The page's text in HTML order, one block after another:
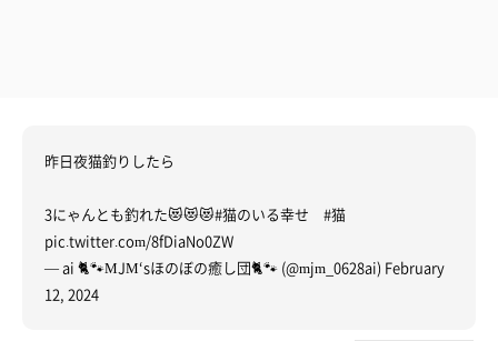
昨日夜猫釣りしたら
3にゃんとも釣れた😻😻😻#猫のいる幸せ
#猫
pic.twitter.com/8fDiaNo0ZW
— ai 🐈🐾MJM‘sほのぼの癒し団🐈🐾 (@mjm_0628ai) February
12, 2024